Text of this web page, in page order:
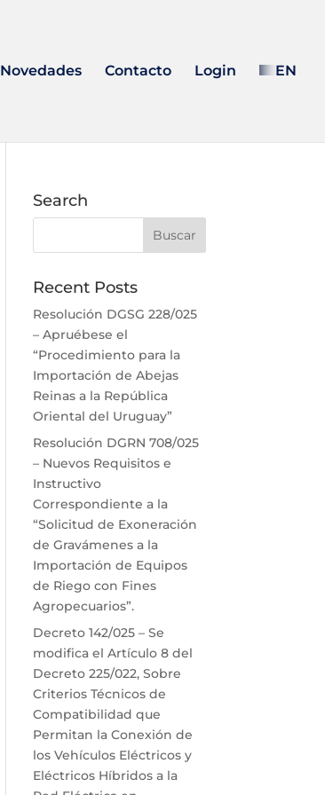
Novedades Contacto Login EN
Search
Recent Posts
Resolución DGSG 228/025
– Apruébese el
“Procedimiento para la
Importación de Abejas
Reinas a la República
Oriental del Uruguay”
Resolución DGRN 708/025
– Nuevos Requisitos e
Instructivo
Correspondiente a la
“Solicitud de Exoneración
de Gravámenes a la
Importación de Equipos
de Riego con Fines
Agropecuarios”.
Decreto 142/025 – Se
modifica el Artículo 8 del
Decreto 225/022, Sobre
Criterios Técnicos de
Compatibilidad que
Permitan la Conexión de
los Vehículos Eléctricos y
Eléctricos Híbridos a la